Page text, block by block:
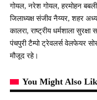
गोयल, नरेश गोयल, हरमोहन बबली,
जिलाध्यक्ष संजीव नैय्यर, शहर
कालरा, राष्ट्रीय धर्मशाला
पंचपुरी टैम्पो ट्रेवलर्स वेलफेयर
मौजूद रहे।
You Might Also